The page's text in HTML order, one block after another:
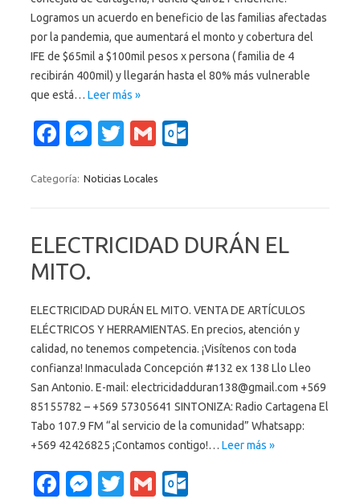
Logramos un acuerdo en beneficio de las familias afectadas
por la pandemia, que aumentará el monto y cobertura del
IFE de $65mil a $100mil pesos x persona ( familia de 4
recibirán 400mil) y llegarán hasta el 80% más vulnerable
que está… Leer más »
Fa
e
o
o
k
M
se
g
er
T
it
r
G
ail
k.
c
m
Categoría: Noticias Locales
ELECTRICIDAD DURÁN EL
MITO.
ELECTRICIDAD DURÁN EL MITO. VENTA DE ARTÍCULOS
ELÉCTRICOS Y HERRAMIENTAS. En precios, atención y
calidad, no tenemos competencia. ¡Visítenos con toda
confianza! Inmaculada Concepción #132 ex 138 Llo Lleo
San Antonio. E-mail: electricidadduran138@gmail.com +569
85155782 – +569 57305641 SINTONIZA: Radio Cartagena El
Tabo 107.9 FM “al servicio de la comunidad” Whatsapp:
+569 42426825 ¡Contamos contigo!… Leer más »
Fa M
T
G